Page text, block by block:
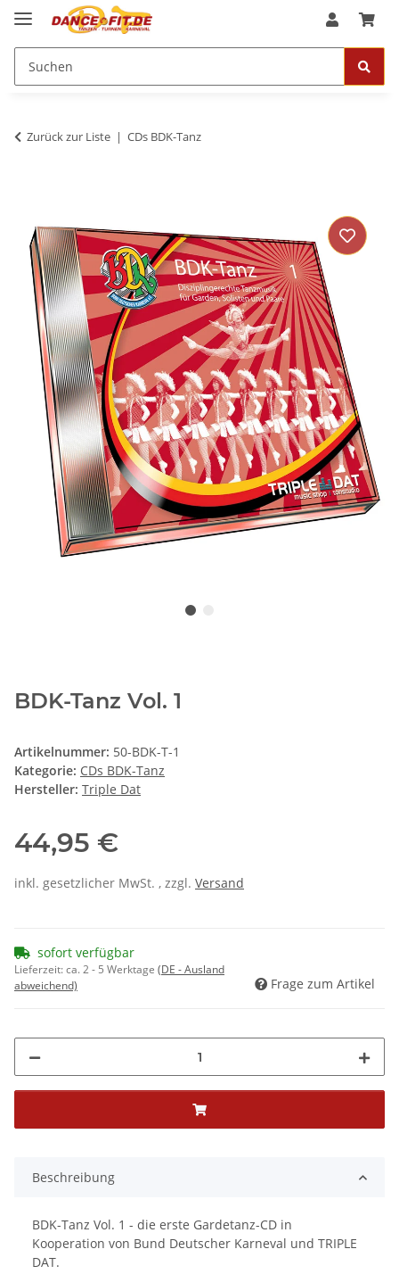
Zurück zur Liste CDs BDK-Tanz
BDK-Tanz Vol. 1
Artikelnummer: 50-BDK-T-1
Kategorie: CDs BDK-Tanz
Hersteller: Triple Dat
44,95 €
inkl. gesetzlicher MwSt. , zzgl. Versand
sofort verfügbar
Lieferzeit:ca. 2 - 5 Werktage (DE - Ausland
abweichend)
Frage zum Artikel
Beschreibung
BDK-Tanz Vol. 1 - die erste Gardetanz-CD in
Kooperation von Bund Deutscher Karneval und TRIPLE
DAT.